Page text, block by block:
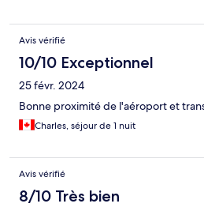
Avis vérifié
10/10 Exceptionnel
25 févr. 2024
Bonne proximité de l'aéroport et
Charles, séjour de 1 nuit
Avis vérifié
8/10 Très bien